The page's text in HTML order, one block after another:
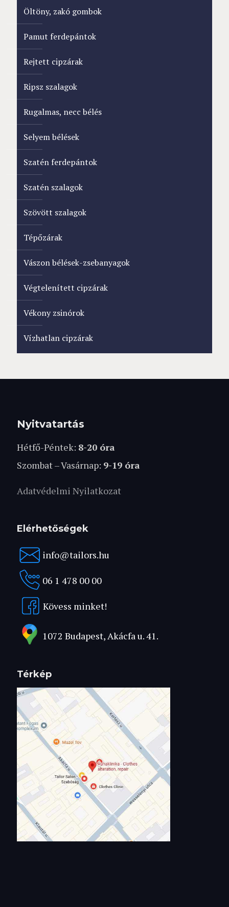
Öltöny, zakó gombok
Pamut ferdepántok
Rejtett cipzárak
Ripsz szalagok
Rugalmas, necc bélés
Selyem bélések
Szatén ferdepántok
Szatén szalagok
Szövött szalagok
Tépőzárak
Vászon bélések-zsebanyagok
Végtelenített cipzárak
Vékony zsinórok
Vízhatlan cipzárak
Nyitvatartás
Hétfő-Péntek: 8-20 óra
Szombat – Vasárnap: 9-19 óra
Adatvédelmi Nyilatkozat
Elérhetőségek
info@tailors.hu
06 1 478 00 00
Kövess minket!
1072 Budapest, Akácfa u. 41.
Térkép